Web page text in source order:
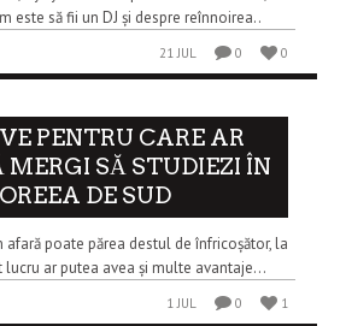
este să fii un DJ și despre reînnoirea..
21 JUL 0 0
PENTRU CARE AR
MERGI SĂ STUDIEZI ÎN
DE SUD
afară poate părea destul de înfricoșător, la
lucru ar putea avea și multe avantaje...
1 JUL 0 1